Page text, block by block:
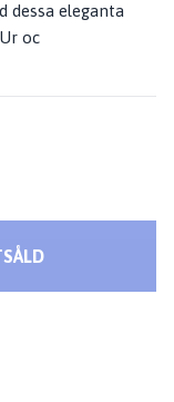
dessa eleganta
oc